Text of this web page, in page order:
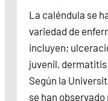
La caléndula se
variedad de
incluyen;
juvenil,
Según la
se han